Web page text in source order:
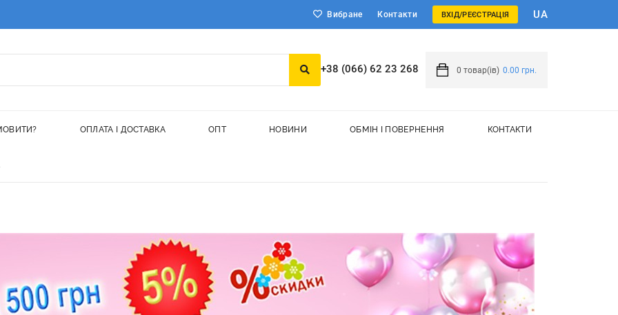
Вибране Контакти ВХІД/РЕЄСТРАЦІЯ UA
+38 (066) 62 23 268 0 товар(ів) 0.00 грн.
ОПЛАТА І ДОСТАВКА ОПТ НОВИНИ ОБМІН І ПОВЕРНЕННЯ КОНТАКТИ